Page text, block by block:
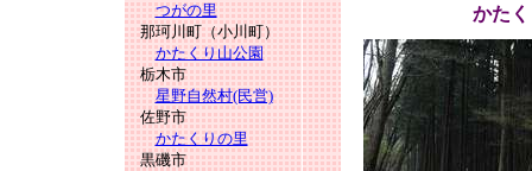
つがの里
那珂川町（小川町）
かたくり山公園
栃木市
星野自然村(民営)
佐野市
かたくりの里
黒磯市
かた